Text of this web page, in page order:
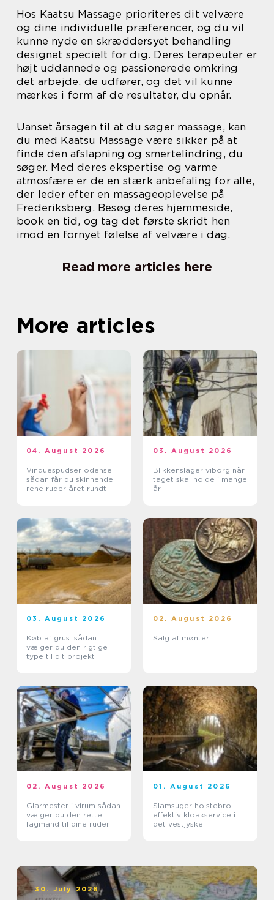
Hos Kaatsu Massage prioriteres dit velvære
og dine individuelle præferencer, og du vil
kunne nyde en skræddersyet behandling
designet specielt for dig. Deres terapeuter er
højt uddannede og passionerede omkring
det arbejde, de udfører, og det vil kunne
mærkes i form af de resultater, du opnår.
Uanset årsagen til at du søger massage, kan
du med Kaatsu Massage være sikker på at
finde den afslapning og smertelindring, du
søger. Med deres ekspertise og varme
atmosfære er de en stærk anbefaling for alle,
der leder efter en massageoplevelse på
Frederiksberg. Besøg deres hjemmeside,
book en tid, og tag det første skridt hen
imod en fornyet følelse af velvære i dag.
Read more articles here
More articles
04. August 2026
Vinduespudser odense
sådan får du skinnende
rene ruder året rundt
03. August 2026
Blikkenslager viborg når
taget skal holde i mange
år
03. August 2026
Køb af grus: sådan
vælger du den rigtige
type til dit projekt
02. August 2026
Salg af mønter
02. August 2026
Glarmester i virum sådan
vælger du den rette
fagmand til dine ruder
01. August 2026
Slamsuger holstebro
effektiv kloakservice i
det vestjyske
30. July 2026